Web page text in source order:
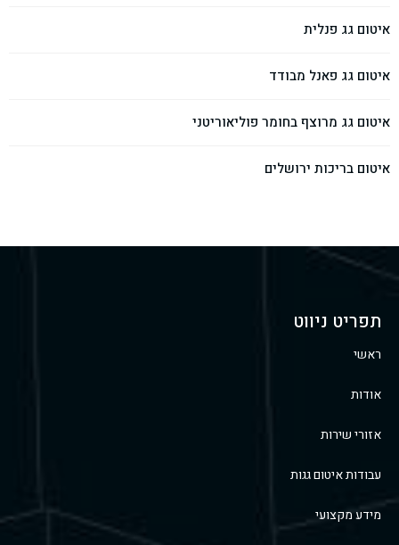
איטום גג פנלית
איטום גג פאנל מבודד
איטום גג מרוצף בחומר פוליאוריטני
איטום בריכות ירושלים
תפריט ניווט
ראשי
אודות
אזורי שירות
עבודות איטום גגות
מידע מקצועי